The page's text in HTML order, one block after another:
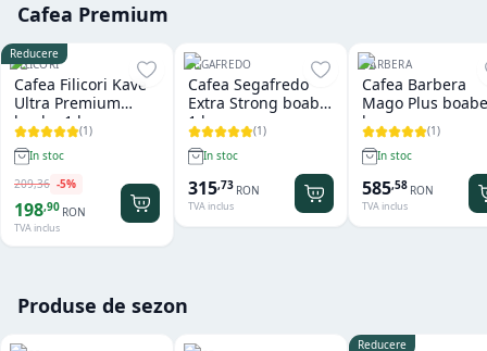
Cafea Premium
Reducere
FILICORI
Cafea Filicori Kave
Ultra Premium
boabe 1 kg
(1)
In stoc
209,36 -5%
198,90 RON
TVA inclus
SEGAFREDO
Cafea Segafredo
Extra Strong boabe
1 kg
(1)
In stoc
315,73 RON
TVA inclus
BARBERA
Cafea Barbera
Mago Plus
kg
(1)
In stoc
585,58 RON
TVA inclus
Produse de sezon
Reducere